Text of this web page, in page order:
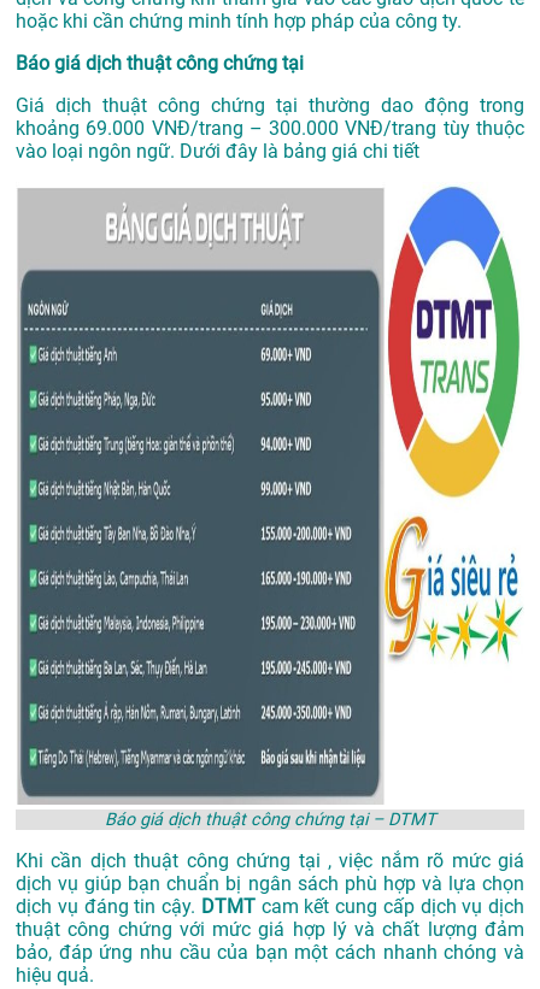
hoặc khi cần chứng minh tính hợp pháp của công ty.
Báo giá dịch thuật công chứng tại
Giá dịch thuật công chứng tại thường dao động trong
khoảng 69.000 VNĐ/trang – 300.000 VNĐ/trang tùy thuộc
vào loại ngôn ngữ. Dưới đây là bảng giá chi tiết
Báo giá dịch thuật công chứng tại – DTMT
Khi cần dịch thuật công chứng tại , việc nắm rõ mức giá
dịch vụ giúp bạn chuẩn bị ngân sách phù hợp và lựa chọn
dịch vụ đáng tin cậy. DTMT cam kết cung cấp dịch vụ dịch
thuật công chứng với mức giá hợp lý và chất lượng đảm
bảo, đáp ứng nhu cầu của bạn một cách nhanh chóng và
hiệu quả.